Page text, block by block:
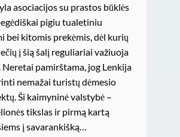
asociacijos su prastos būklės
pigiu tualetiniu
bei kitomis prekėmis, dėl kurių
į šią šalį reguliariai važiuoja
pamirštama, jog Lenkija
nemažai turistų dėmesio
Ši kaimyninė valstybė –
tikslas ir pirmą kartą
į savarankišką…